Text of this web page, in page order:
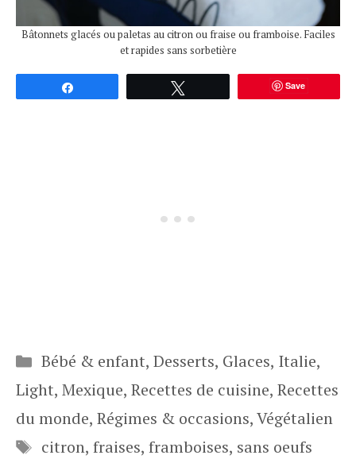
Bâtonnets glacés ou paletas au citron ou fraise ou framboise. Faciles
et rapides sans sorbetière
Save
Catégories
Bébé & enfant, Desserts, Glaces, Italie,
Light, Mexique, Recettes de cuisine, Recettes
du monde, Régimes & occasions,Végétalien
Étiquettes
citron, fraises, framboises, sans oeufs